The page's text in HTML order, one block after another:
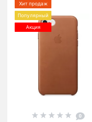
Хит продаж
Популярный
Акция
0